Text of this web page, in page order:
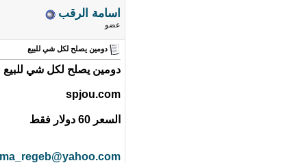
اسامة الرقب
عضو
دومين يصلح لكل شي للبيع
دومين يصلح لكل شي للبيع
spjou.com
السعر 60 دولار فقط